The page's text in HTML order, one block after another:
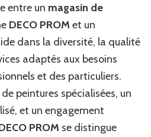
entre un magasin de
DECO PROMet un
dans la diversité, la qualité
adaptés aux besoins
et des particuliers.
peintures spécialisées, un
et un engagement
PROM se distingue